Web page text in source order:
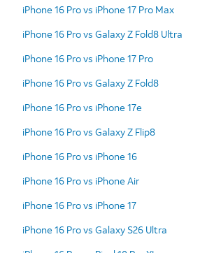
iPhone 16 Pro vs iPhone 17 Pro Max
iPhone 16 Pro vs Galaxy Z Fold8 Ultra
iPhone 16 Pro vs iPhone 17 Pro
iPhone 16 Pro vs Galaxy Z Fold8
iPhone 16 Pro vs iPhone 17e
iPhone 16 Pro vs Galaxy Z Flip8
iPhone 16 Pro vs iPhone 16
iPhone 16 Pro vs iPhone Air
iPhone 16 Pro vs iPhone 17
iPhone 16 Pro vs Galaxy S26 Ultra